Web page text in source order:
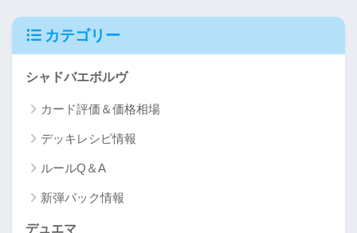
カテゴリー
シャドバエボルヴ
カード評価＆価格相場
デッキレシピ情報
ルールQ＆A
新弾パック情報
デュエマ